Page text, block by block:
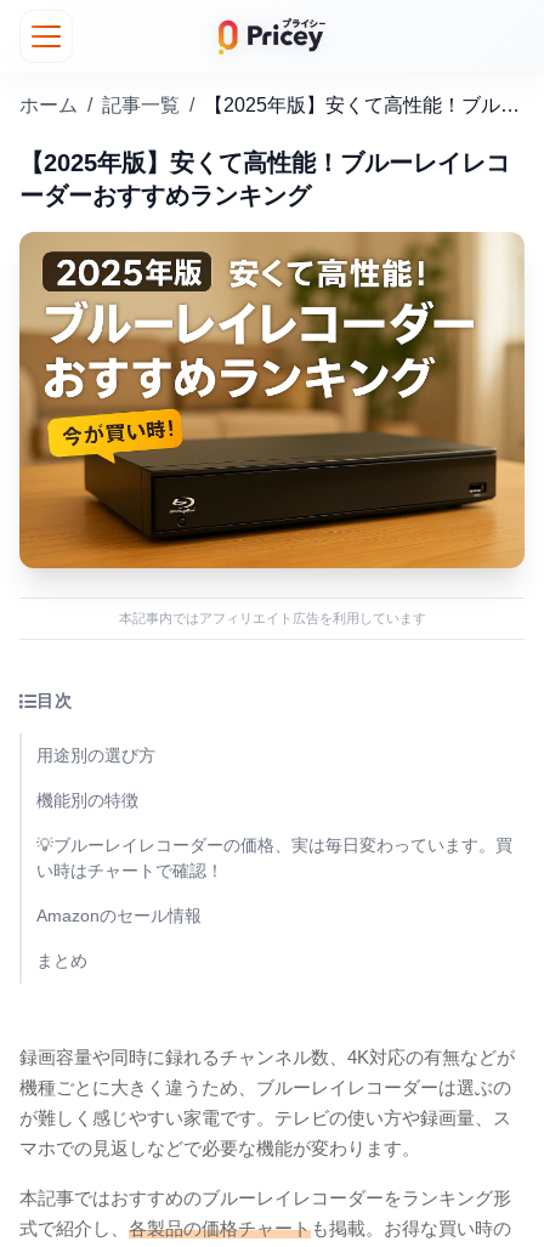
ホーム / 記事一覧 / 【2025年版】安くて高性能！ブルーレイレコーダーおすすめランキング
【2025年版】安くて高性能！ブルーレイレコ
ーダーおすすめランキング
本記事内ではアフィリエイト広告を利用しています
目次
用途別の選び方
機能別の特徴
💡ブルーレイレコーダーの価格、実は毎日変わっています。買
い時はチャートで確認！
Amazonのセール情報
まとめ
録画容量や同時に録れるチャンネル数、4K対応の有無などが
機種ごとに大きく違うため、ブルーレイレコーダーは選ぶの
が難しく感じやすい家電です。テレビの使い方や録画量、ス
マホでの見返しなどで必要な機能が変わります。
本記事ではおすすめのブルーレイレコーダーをランキング形
式で紹介し、 各製品の価格チャートも掲載。お得な買い時の